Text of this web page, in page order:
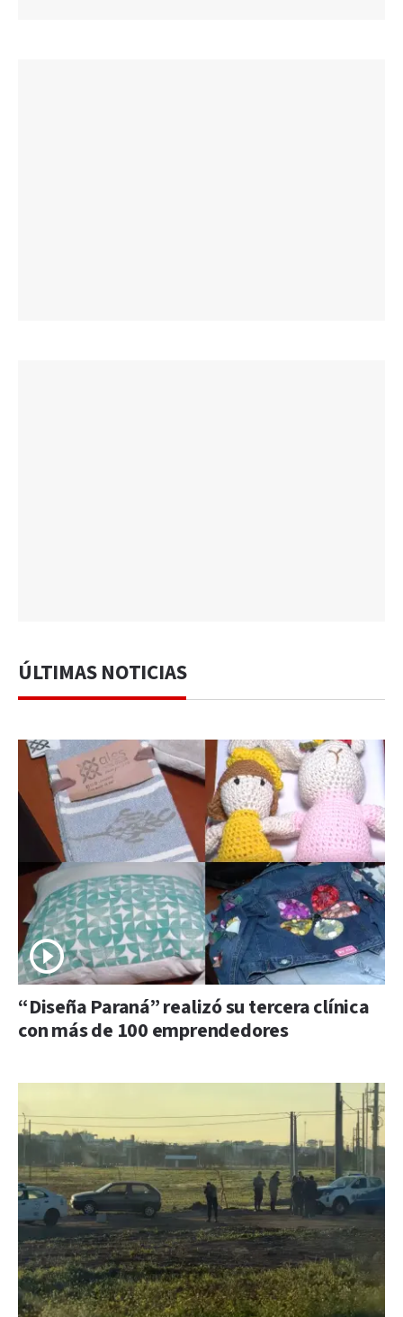
ÚLTIMAS NOTICIAS
“Diseña Paraná” realizó su tercera clínica
con más de 100 emprendedores